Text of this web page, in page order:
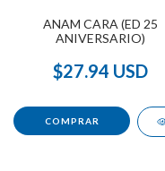
ANAM CARA (ED 25
ANIVERSARIO)
$27.94 USD